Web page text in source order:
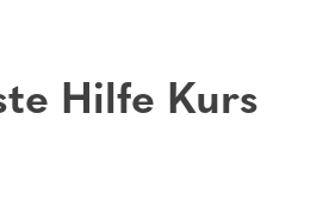
Hilfe Kurs